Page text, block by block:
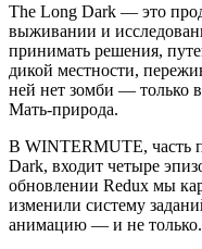
The Long Dark — это
выживании и
принимать решения,
дикой местности,
ней нет зомби — только
Мать-природа.
В WINTERMUTE, часть
Dark, входит четыре
обновлении Redux мы
изменили систему
анимацию — и не только.